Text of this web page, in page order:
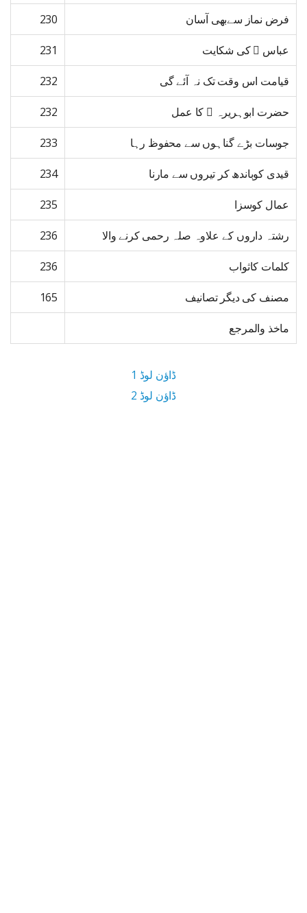
فرض نماز سےبھی آسان 230
عباس ﷜ کی شکایت 231
قیامت اس وقت تک نہ آئے گی 232
حضرت ابوہریرہ ﷜ کا عمل 232
جوسات بڑے گناہوں سے محفوظ رہا 233
قیدی کوباندھ کر تیروں سے مارنا 234
عمال کوسزا 235
رشتہ داروں کے علاوہ صلہ رحمی کرنے والا 236
کلمات کاثواب 236
مصنف کی دیگر تصانیف 165
ماخذ والمرجع
ڈاؤن لوڈ 1
ڈاؤن لوڈ 2